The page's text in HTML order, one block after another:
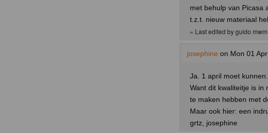
met behulp van Picasa
t.z.t. nieuw materiaal
» Last edited by guido
josephine on Mon 01
Ja. 1 april moet
Want dit kwaliteitje is in
te maken hebben met
Maar ook hier: een
grtz, josephine